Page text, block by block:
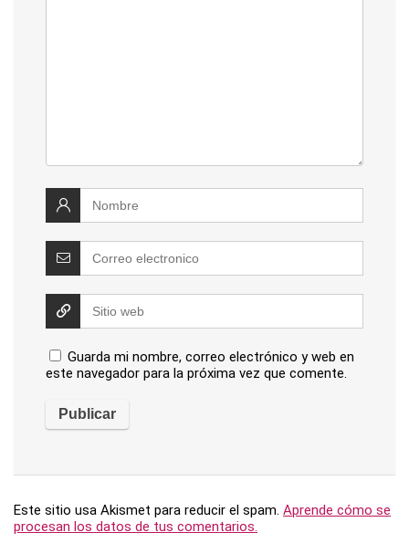
Guarda mi nombre, correo electrónico y web en
este navegador para la próxima vez que comente.
Este sitio usa Akismet para reducir el spam. Aprende cómo se
procesan los datos de tus comentarios.